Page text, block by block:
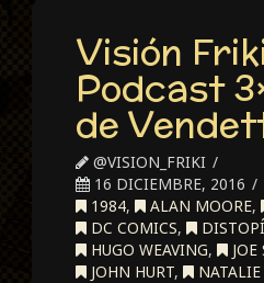
Visión
Podcast
de
@VISION_FRIKI
16 DICIEMBRE, 2016
1984, ALAN MOORE,
DC COMICS,
HUGO WEAVING, JOE
JOHN HURT,